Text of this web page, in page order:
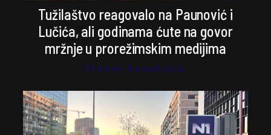
Tužilaštvo reagovalo na Paunović i
Lučića, ali godinama ćute na govor
mržnje u prorežimskim medijima
Stefan Kosanović